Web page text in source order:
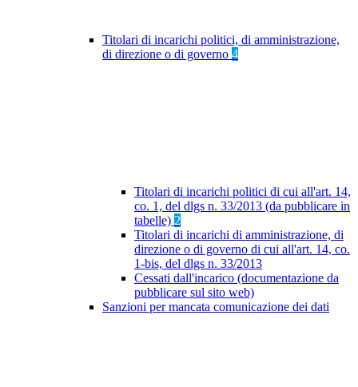
Titolari di incarichi politici, di amministrazione,
di direzione o di governo 4
Titolari di incarichi politici di cui all'art. 14,
co. 1, del dlgs n. 33/2013 (da pubblicare in
tabelle) 2
Titolari di incarichi di amministrazione, di
direzione o di governo di cui all'art. 14, co.
1-bis, del dlgs n. 33/2013
Cessati dall'incarico (documentazione da
pubblicare sul sito web)
Sanzioni per mancata comunicazione dei dati